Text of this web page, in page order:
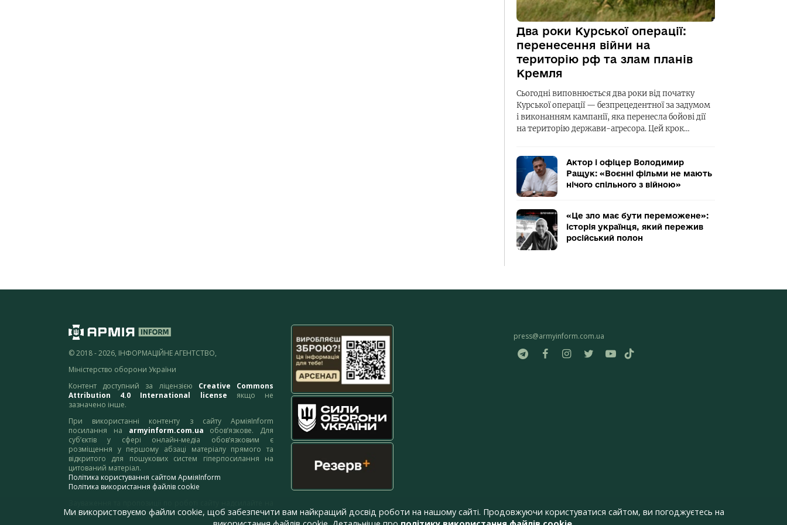
Два роки Курської операції:
перенесення війни на
територію рф та злам планів
Кремля
Сьогодні виповнюється два роки від початку
Курської операції — безпрецедентної за задумом
і виконанням кампанії, яка перенесла бойові дії
на територію держави-агресора. Цей крок…
Актор і офіцер Володимир
Ращук: «Воєнні фільми не мають
нічого спільного з війною»
«Це зло має бути переможене»:
історія українця, який пережив
російський полон
© 2018 - 2026, ІНФОРМАЦІЙНЕ АГЕНТСТВО,
Міністерство оборони України
Контент доступний за ліцензією Creative Commons
Attribution 4.0 International license якщо не
зазначено інше.
При використанні контенту з сайту АрміяInform
посилання на armyinform.com.ua обов’язкове. Для
суб’єктів у сфері онлайн-медіа обов’язковим є
розміщення у першому абзаці матеріалу прямого та
відкритого для пошукових систем гіперпосилання на
цитований матеріал.
Політика користування сайтом АрміяInform
Політика використання файлів cookie
адресу:webmaster@armyinform.com.ua
press@armyinform.com.ua
Ми використовуємо файли cookie, щоб забезпечити вам найкращий досвід роботи на нашому сайті. Продовжуючи користуватися сайтом, ви погоджуєтесь на